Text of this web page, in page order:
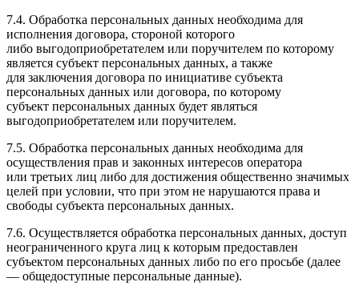
7.4. Обработка персональных данных необходима для
исполнения договора, стороной которого
либо выгодоприобретателем или поручителем по которому
является субъект персональных данных, а также
для заключения договора по инициативе субъекта
персональных данных или договора, по которому
субъект персональных данных будет являться
выгодоприобретателем или поручителем.
7.5. Обработка персональных данных необходима для
осуществления прав и законных интересов оператора
или третьих лиц либо для достижения общественно значимых
целей при условии, что при этом не нарушаются права и
свободы субъекта персональных данных.
7.6. Осуществляется обработка персональных данных, доступ
неограниченного круга лиц к которым предоставлен
субъектом персональных данных либо по его просьбе (далее
— общедоступные персональные данные).